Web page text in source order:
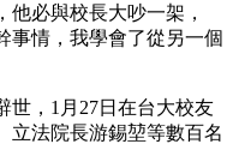
必與校長大吵一架，
事情，我學會了從另一個
世，1月27日在台大校友
立法院長游錫堃等數百名